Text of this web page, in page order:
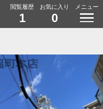
閲覧履歴
1
お気に入り
0
メニュー